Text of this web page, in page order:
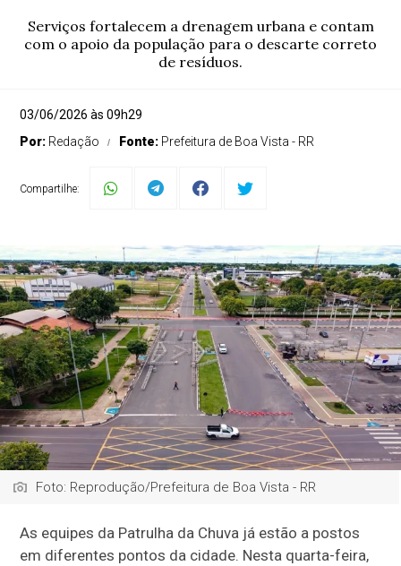
Serviços fortalecem a drenagem urbana e contam
com o apoio da população para o descarte correto
de resíduos.
03/06/2026 às 09h29
Por: Redação Fonte: Prefeitura de Boa Vista - RR
Compartilhe:
Foto: Reprodução/Prefeitura de Boa Vista - RR
As equipes da Patrulha da Chuva já estão a postos
em diferentes pontos da cidade. Nesta quarta-feira,